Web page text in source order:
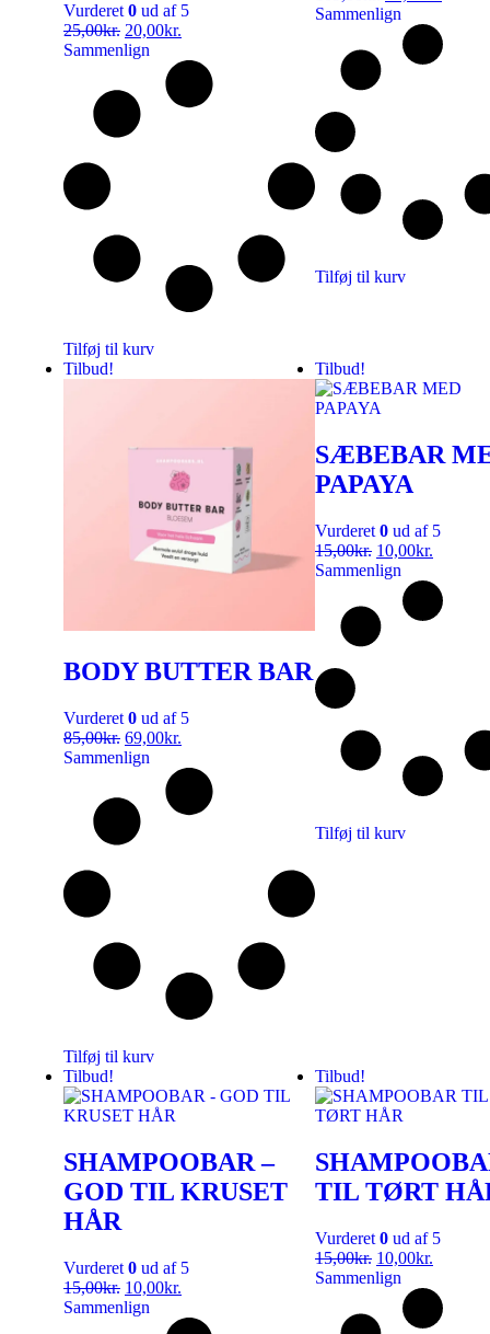
Vurderet0 ud af 5
25,00kr. 20,00kr.
Sammenlign
Tilføj til kurv
Sammenlign
Tilføj til kurv
Tilbud!
BODY BUTTER BAR
Vurderet 0 ud af 5
85,00kr. 69,00kr.
Sammenlign
Tilføj til kurv
Tilbud!
SÆBEBAR
PAPAYA
Vurderet 0 ud af 5
15,00kr. 10,00kr.
Sammenlign
Tilføj til kurv
Tilbud!
SHAMPOOBAR –
GOD TIL KRUSET
HÅR
Vurderet 0 ud af 5
15,00kr. 10,00kr.
Sammenlign
Tilbud!
TIL TØRT
Vurderet 0 ud af 5
15,00kr. 10,00kr.
Sammenlign